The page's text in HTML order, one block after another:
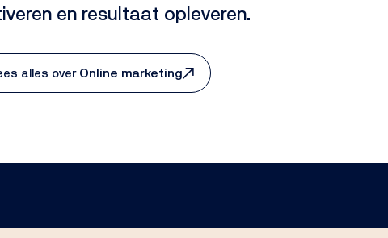
en resultaat opleveren.
alles overOnline marketing